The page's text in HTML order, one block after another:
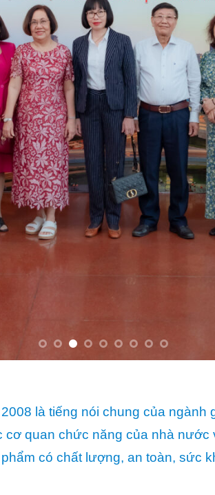
là tiếng nói chung của
quan chức năng của nhà
có chất lượng, an toàn, sức